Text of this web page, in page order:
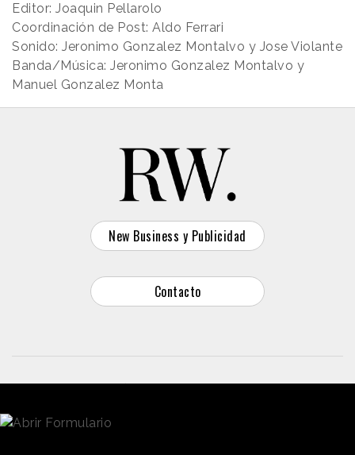
Editor: Joaquin Pellarolo
Coordinación de Post: Aldo Ferrari
Sonido: Jeronimo Gonzalez Montalvo y Jose Violante
Banda/Música: Jeronimo Gonzalez Montalvo y
Manuel Gonzalez Monta
New Business y Publicidad
Contacto
© 2026 Reason Why
Dirección: Calle Antonio Pirala 29. Madrid, 28017